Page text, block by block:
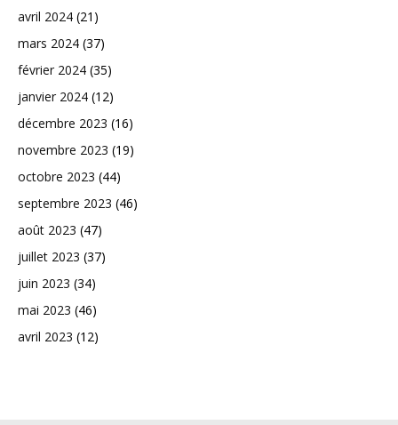
avril 2024 (21)
mars 2024 (37)
février 2024 (35)
janvier 2024 (12)
décembre 2023 (16)
novembre 2023 (19)
octobre 2023 (44)
septembre 2023 (46)
août 2023 (47)
juillet 2023 (37)
juin 2023 (34)
mai 2023 (46)
avril 2023 (12)